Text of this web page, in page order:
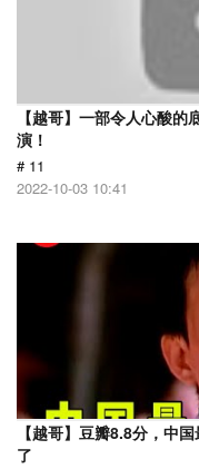
【越哥】一部令人心酸
演！
# 11
2022-10-03 10:41
【越哥】豆瓣8.8分，中
了